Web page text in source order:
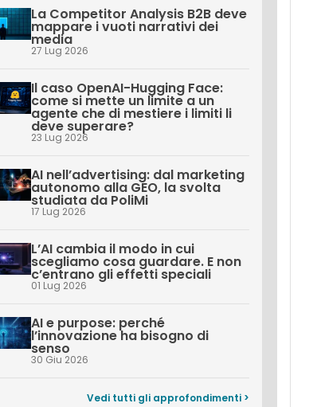
La Competitor Analysis B2B deve
mappare i vuoti narrativi dei
media
27 Lug 2026
Il caso OpenAI-Hugging Face:
come si mette un limite a un
agente che di mestiere i limiti li
deve superare?
23 Lug 2026
AI nell’advertising: dal marketing
autonomo alla GEO, la svolta
studiata da PoliMi
17 Lug 2026
L’AI cambia il modo in cui
scegliamo cosa guardare. E non
c’entrano gli effetti speciali
01 Lug 2026
AI e purpose: perché
l’innovazione ha bisogno di
senso
30 Giu 2026
Vedi tutti gli approfondimenti >